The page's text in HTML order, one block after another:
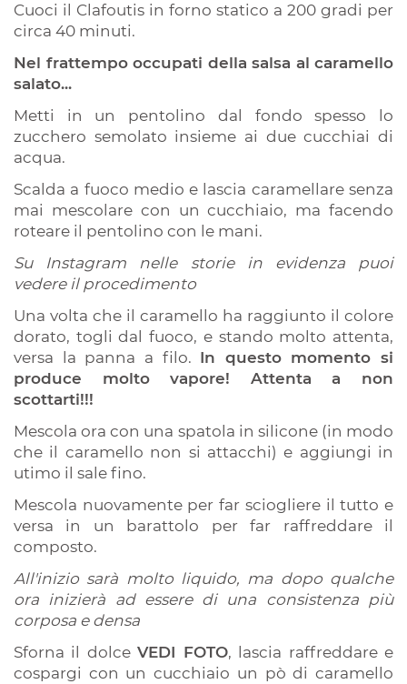
Cuoci il Clafoutis in forno statico a 200 gradi per
circa 40 minuti.
Nel frattempo occupati della salsa al caramello
salato...
Metti in un pentolino dal fondo spesso lo
zucchero semolato insieme ai due cucchiai di
acqua.
Scalda a fuoco medio e lascia caramellare senza
mai mescolare con un cucchiaio, ma facendo
roteare il pentolino con le mani.
Su Instagram nelle storie in evidenza puoi
vedere il procedimento
Una volta che il caramello ha raggiunto il colore
dorato, togli dal fuoco, e stando molto attenta,
versa la panna a filo. In questo momento si
produce molto vapore! Attenta a non
scottarti!!!
Mescola ora con una spatola in silicone (in modo
che il caramello non si attacchi) e aggiungi in
utimo il sale fino.
Mescola nuovamente per far sciogliere il tutto e
versa in un barattolo per far raffreddare il
composto.
All'inizio sarà molto liquido, ma dopo qualche
ora inizierà ad essere di una consistenza più
corposa e densa
Sforna il dolceVEDI FOTO, lascia raffreddare e
cospargi con un cucchiaio un pò di caramello